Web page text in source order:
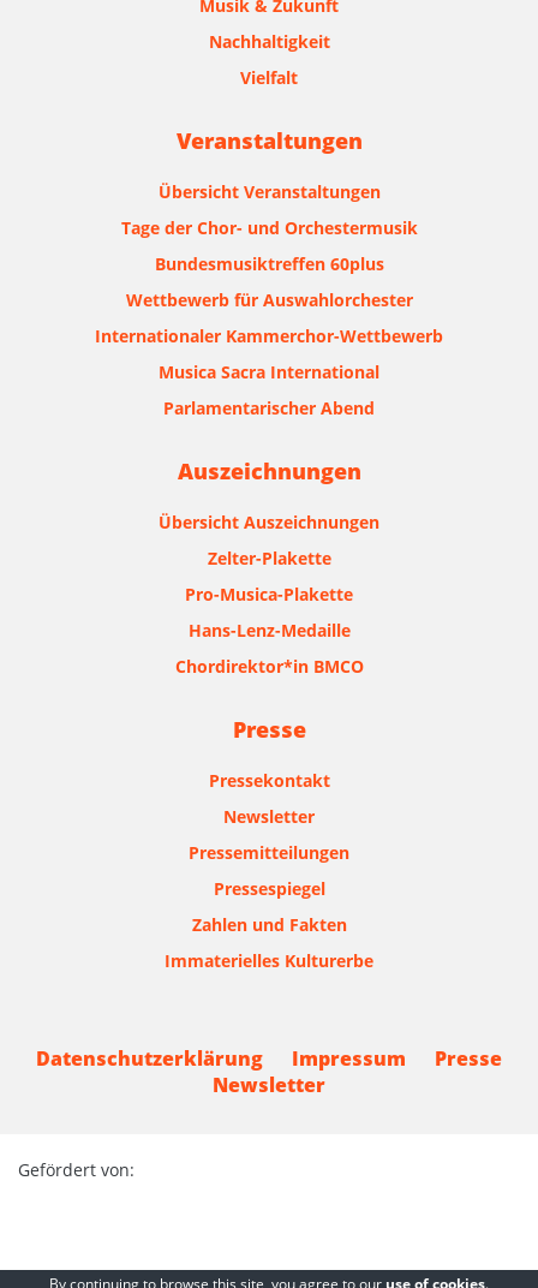
Musik & Zukunft
Nachhaltigkeit
Vielfalt
Veranstaltungen
Übersicht Veranstaltungen
Tage der Chor- und Orchestermusik
Bundesmusiktreffen 60plus
Wettbewerb für Auswahlorchester
Internationaler Kammerchor-Wettbewerb
Musica Sacra International
Parlamentarischer Abend
Auszeichnungen
Übersicht Auszeichnungen
Zelter-Plakette
Pro-Musica-Plakette
Hans-Lenz-Medaille
Chordirektor*in BMCO
Presse
Pressekontakt
Newsletter
Pressemitteilungen
Pressespiegel
Zahlen und Fakten
Immaterielles Kulturerbe
Datenschutzerklärung Impressum
Presse
Newsletter
Gefördert von:
By continuing to browse this site, you agree to our use of cookies.